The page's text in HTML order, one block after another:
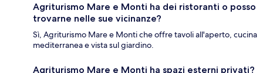
Agriturismo Mare e Monti ha dei ristoranti o posso
trovarne nelle sue vicinanze?
Sì, Agriturismo Mare e Monti che offre tavoli all'aperto, cucina
mediterranea e vista sul giardino.
Agriturismo Mare e Monti ha spazi esterni privati?